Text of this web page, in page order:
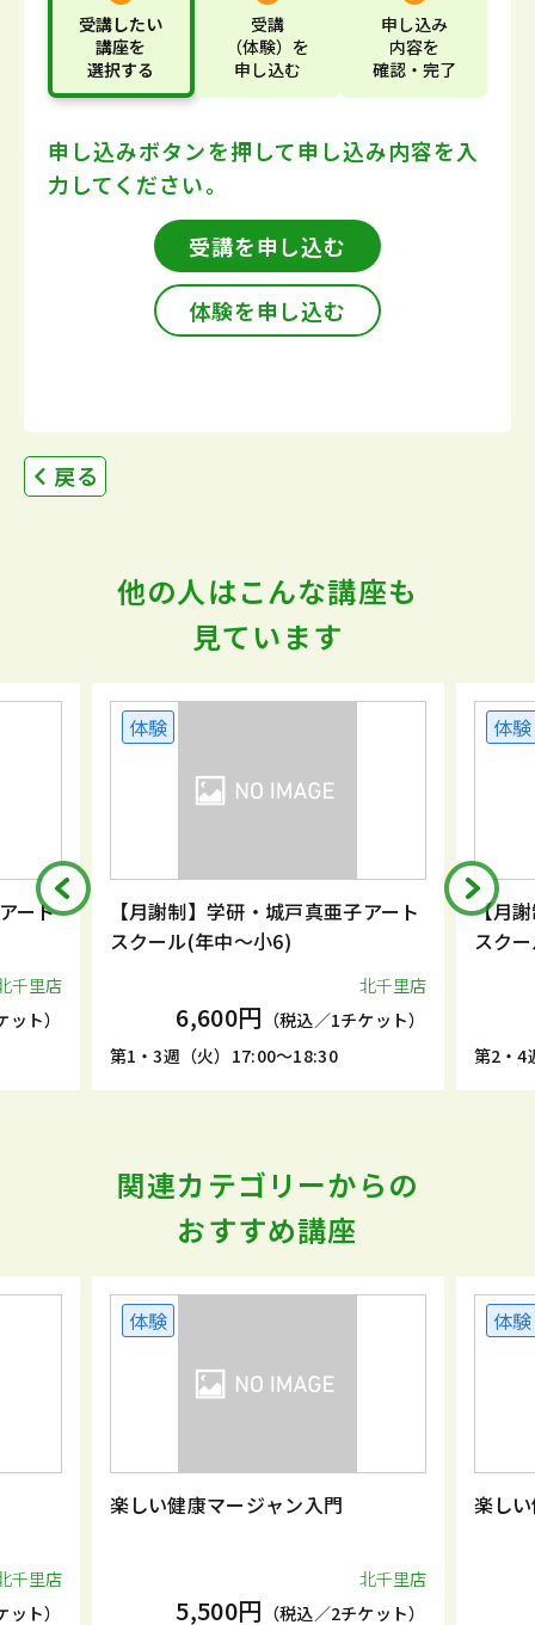
受講したい
講座を
選択する
受講
（体験） を
申し込む
申し込み
内容を
確認・完了
申し込みボタンを押して申し込み内容を入
力してください。
受講を申し込む
体験を申し込む
戻る
他の人はこんな講座も
見ています
ート
千里店
ト）
体験
【月謝制】学研・城戸真亜子アート
スクール(年中～小6)
北千里店
6,600円 （税込／1チケット）
第1・3週（火）17:00～18:30
体験
【月
スク
第2・4
関連カテゴリーからの
おすすめ講座
千里店
ト）
体験
楽しい健康マージャン入門
北千里店
5,500円 （税込／2チケット）
体験
楽し